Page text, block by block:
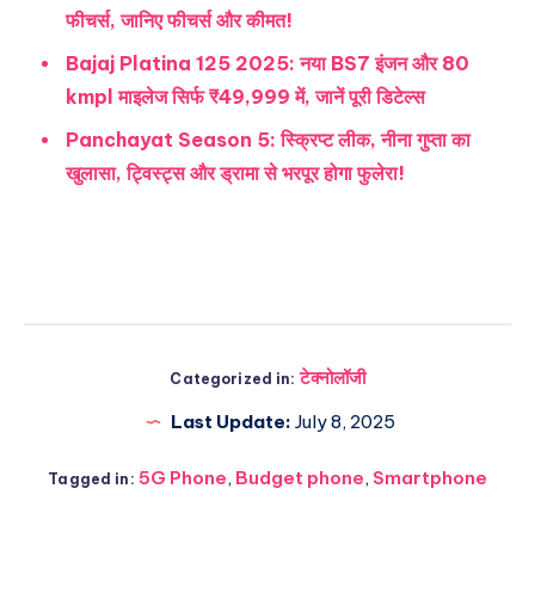
फीचर्स, जानिए फीचर्स और कीमत!
Bajaj Platina 125 2025: नया BS7 इंजन और 80
kmpl माइलेज सिर्फ ₹49,999 में, जानें पूरी डिटेल्स
Panchayat Season 5: स्क्रिप्ट लीक, नीना गुप्ता का
खुलासा, ट्विस्ट्स और ड्रामा से भरपूर होगा फुलेरा!
Categorized in: टेक्नोलॉजी
Last Update: July 8, 2025
Tagged in: 5G Phone, Budget phone, Smartphone